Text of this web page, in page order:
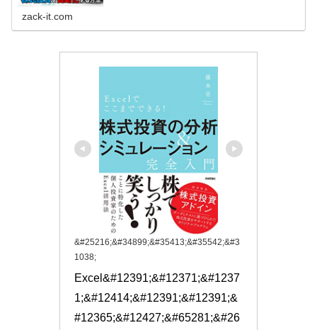
zack-it.com
&#25216;&#34899;&#35413;&#35542;&#3
1038;
Excel&#12391;&#12371;&#1237
1;&#12414;&#12391;&#12391;&
#12365;&#12427;&#65281;&#26